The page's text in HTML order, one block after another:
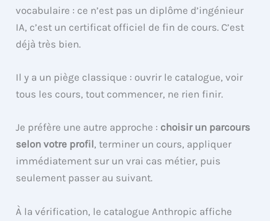
vocabulaire : ce n’est pas un diplôme d’ingénieur
IA, c’est un certificat officiel de fin de cours. C’est
déjà très bien.
Il y a un piège classique : ouvrir le catalogue, voir
tous les cours, tout commencer, ne rien finir.
Je préfère une autre approche : choisir un parcours
selon votre profil, terminer un cours, appliquer
immédiatement sur un vrai cas métier, puis
seulement passer au suivant.
À la vérification, le catalogue Anthropic affiche